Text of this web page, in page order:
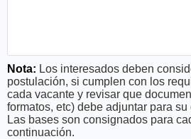
Nota: Los interesados deben
postulación, si cumplen con los
cada vacante y revisar que
formatos, etc) debe adjuntar para
Las bases son consignados para
continuación.